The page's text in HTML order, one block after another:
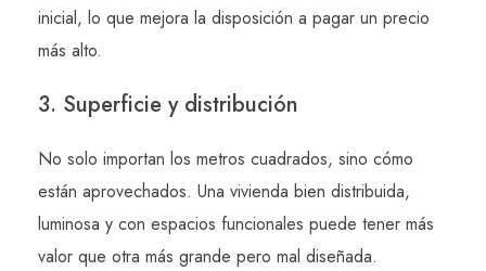
inicial, lo que mejora la disposición a pagar un precio
más alto.
3. Superficie y distribución
No solo importan los metros cuadrados, sino cómo
están aprovechados. Una vivienda bien distribuida,
luminosa y con espacios funcionales puede tener más
valor que otra más grande pero mal diseñada.